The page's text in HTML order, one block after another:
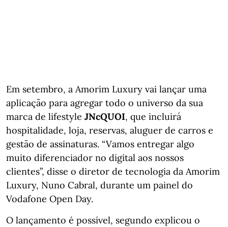
Em setembro, a Amorim Luxury vai lançar uma
aplicação para agregar todo o universo da sua
marca de lifestyle JNcQUOI, que incluirá
hospitalidade, loja, reservas, aluguer de carros e
gestão de assinaturas. “Vamos entregar algo
muito diferenciador no digital aos nossos
clientes”, disse o diretor de tecnologia da Amorim
Luxury, Nuno Cabral, durante um painel do
Vodafone Open Day.
O lançamento é possível, segundo explicou o